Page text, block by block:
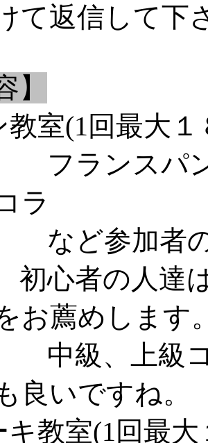
て返信して下
】
教室(1回最大１
ンスパン、
ラ
参加者のレ
者の人達は
お薦めします
、上級コー
良いですね。
キ教室(1回最大